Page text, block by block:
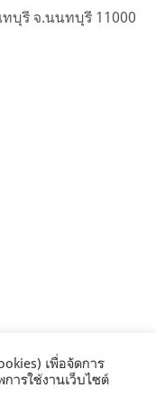
ทบุรี จ.นนทบุรี 11000
เพื่อจัดการ
ารใช้งานเว็บไซต์